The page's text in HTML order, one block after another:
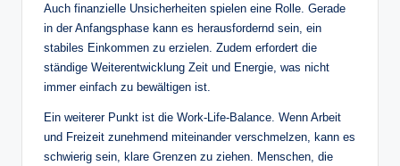
Auch finanzielle Unsicherheiten spielen eine Rolle. Gerade
in der Anfangsphase kann es herausfordernd sein, ein
stabiles Einkommen zu erzielen. Zudem erfordert die
ständige Weiterentwicklung Zeit und Energie, was nicht
immer einfach zu bewältigen ist.
Ein weiterer Punkt ist die Work-Life-Balance. Wenn Arbeit
und Freizeit zunehmend miteinander verschmelzen, kann es
schwierig sein, klare Grenzen zu ziehen. Menschen, die